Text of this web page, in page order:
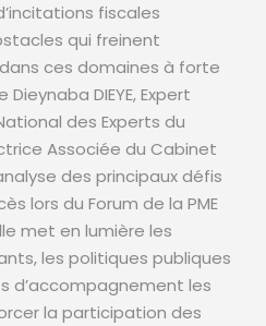
fiscales
qui freinent
ces domaines à forte
DIEYE, Expert
des Experts du
Associée du Cabinet
des principaux défis
lors du Forum de la PME
met en lumière les
les politiques publiques
d’accompagnement les
la participation des